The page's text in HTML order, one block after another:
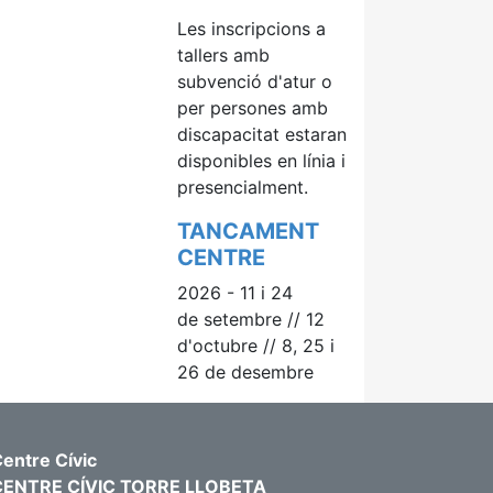
Les inscripcions a
tallers amb
subvenció d'atur o
per persones amb
discapacitat estaran
disponibles en línia i
presencialment.
TANCAMENT
CENTRE
2026 - 11 i 24
de setembre // 12
d'octubre // 8, 25 i
26 de desembre
Cívic
CÍVIC TORRE LLOBETA